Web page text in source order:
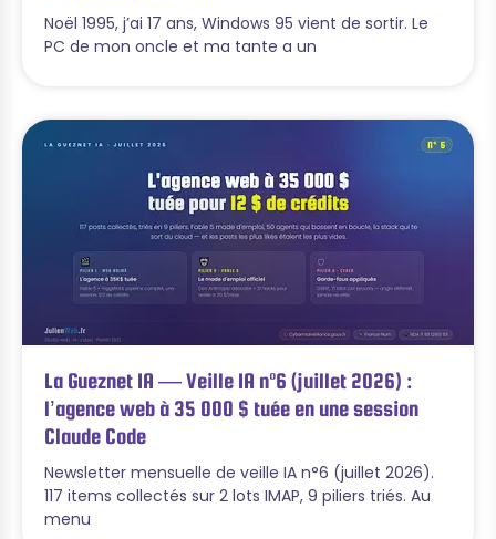
Noël 1995, j’ai 17 ans, Windows 95 vient de sortir. Le
PC de mon oncle et ma tante a un
La Gueznet IA — Veille IA n°6 (juillet 2026) :
l’agence web à 35 000 $ tuée en une session
Claude Code
Newsletter mensuelle de veille IA n°6 (juillet 2026).
117 items collectés sur 2 lots IMAP, 9 piliers triés. Au
menu